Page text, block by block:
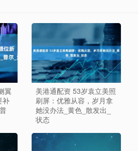
翼
补
美港通配资 53岁袁立美照
刷屏：优雅从容，岁月拿
她没办法_黄色_散发出_
状态